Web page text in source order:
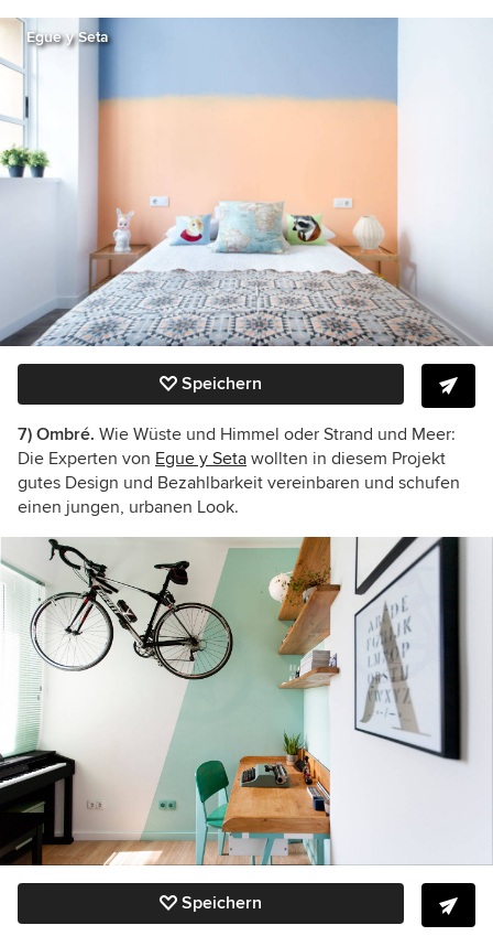
Egue y Seta
Speichern
7) Ombré. Wie Wüste und Himmel oder Strand und Meer:
Die Experten von Egue y Seta wollten in diesem Projekt
gutes Design und Bezahlbarkeit vereinbaren und schufen
einen jungen, urbanen Look.
Speichern